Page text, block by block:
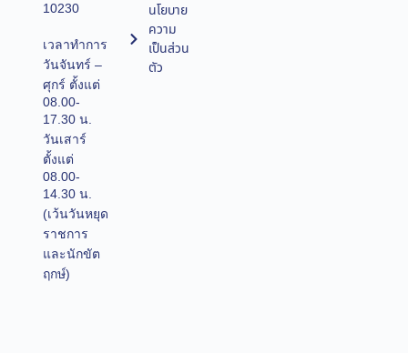
10230
เวลาทำการ
วันจันทร์ –
ศุกร์ ตั้งแต่
08.00-
17.30 น.
วันเสาร์
ตั้งแต่
08.00-
14.30 น.
(เว้นวันหยุด
ราชการ
และนักขัต
ฤกษ์)
นโยบาย
ความ
เป็นส่วน
ตัว